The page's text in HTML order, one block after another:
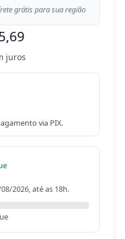
grátis para sua região
juros
via PIX.
2026, até as 18h.